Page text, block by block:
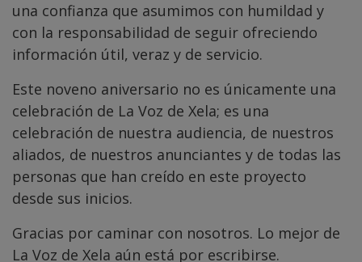
una confianza que asumimos con humildad y
con la responsabilidad de seguir ofreciendo
información útil, veraz y de servicio.
Este noveno aniversario no es únicamente una
celebración de La Voz de Xela; es una
celebración de nuestra audiencia, de nuestros
aliados, de nuestros anunciantes y de todas las
personas que han creído en este proyecto
desde sus inicios.
Gracias por caminar con nosotros. Lo mejor de
La Voz de Xela aún está por escribirse.